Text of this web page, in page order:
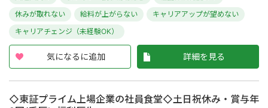
休みが取れない
給料が上がらない
キャリアアップが望めない
キャリアチェンジ（未経験OK）
気になるに追加 詳細を見る
◇東証プライム上場企業の社員食堂◇土日祝休み・賞与年